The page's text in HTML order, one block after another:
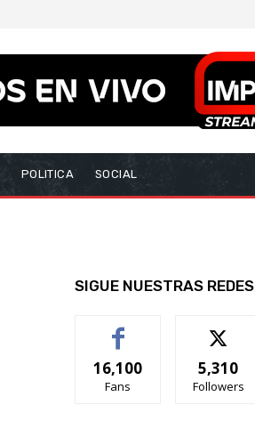
POLITICA SOCIAL
SIGUE NUESTRAS REDES
16,100
Fans
5,310
Followers